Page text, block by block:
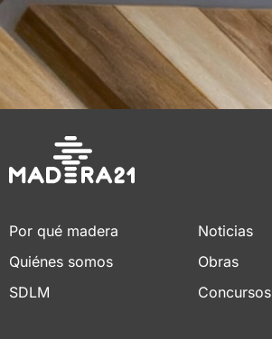
Por qué madera
Quiénes somos
SDLM
Noticias
Obras
Concursos